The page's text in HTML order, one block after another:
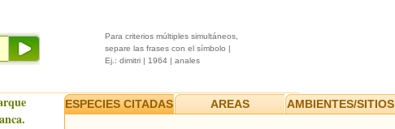
Para criterios múltiples simultáneos,
separe las frases con el símbolo |
Ej.: dimitri | 1964 | anales
ESPECIES CITADAS AREAS AMBIENTES/SITIOS